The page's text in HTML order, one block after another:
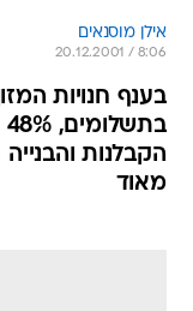
אילן מוסנאים
20.12.2001 / 8:06
מאוד